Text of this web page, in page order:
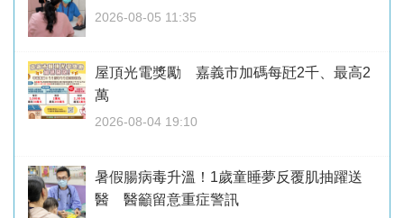
2026-08-05 11:35
屋頂光電獎勵 嘉義市加碼每瓩2千、最高2
萬
2026-08-04 19:10
暑假腸病毒升溫！1歲童睡夢反覆肌抽躍送
醫 醫籲留意重症警訊